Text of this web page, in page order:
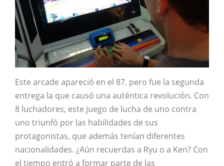
Este arcade apareció en el 87, pero fue la segunda
entrega la que causó una auténtica revolución. Con
8 luchadores, este juego de lucha de uno contra
uno triunfó por las habilidades de sus
protagonistas, que además tenían diferentes
nacionalidades. ¿Aún recuerdas a Ryu o a Ken? Con
el tiempo entró a formar parte de las